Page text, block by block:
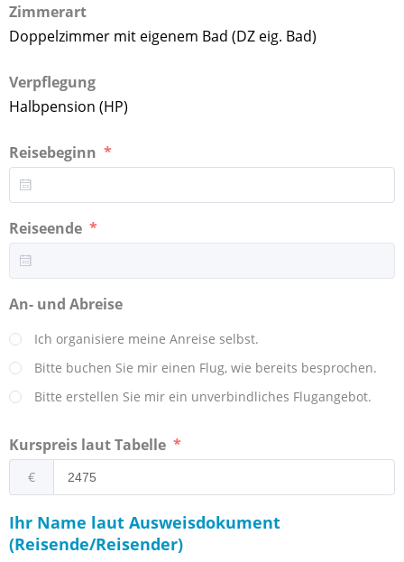
Zimmerart
Doppelzimmer mit eigenem Bad (DZ eig. Bad)
Verpflegung
Halbpension (HP)
Reisebeginn
Reiseende
An- und Abreise
Ich organisiere meine Anreise selbst.
Bitte buchen Sie mir einen Flug, wie bereits besprochen.
Bitte erstellen Sie mir ein unverbindliches Flugangebot.
Kurspreis laut Tabelle
€
Ihr Name laut Ausweisdokument
(Reisende/Reisender)